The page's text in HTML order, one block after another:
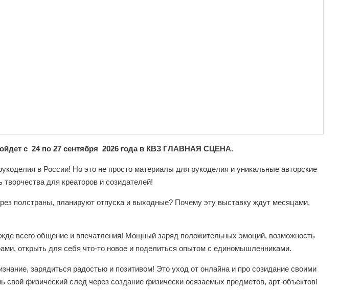
с 24 по 27 сентября 2026 года в КВЗ ГЛАВНАЯ СЦЕНА.
в России! Но это не просто материалы для рукоделия и уникальные авторские
для креаторов и созидателей!
полстраны, планируют отпуска и выходные? Почему эту выставку ждут месяцами,
всего общение и впечатления! Мощный заряд положительных эмоций, возможность
открыть для себя что-то новое и поделиться опытом с единомышленниками.
зарядиться радостью и позитивом! Это уход от онлайна и про созидание своими
свой физический след через создание физически осязаемых предметов, арт-объектов!